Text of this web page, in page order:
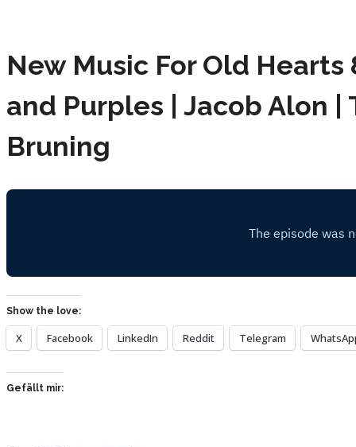
New Music For Old Hearts
and Purples | Jacob Alon |
Bruning
Show the love:
X Facebook LinkedIn Reddit Telegram
Gefällt mir: